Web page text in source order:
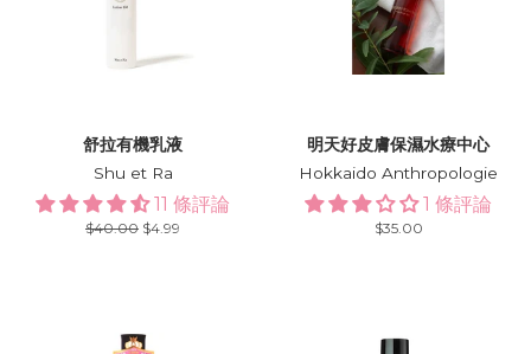
舒拉有機乳液
Shu et Ra
11 條評論
Regular
$40.00 Sale
$4.99
明天好皮膚保濕水療中心
Hokkaido Anthropologie
1 條評論
Regular
$35.00